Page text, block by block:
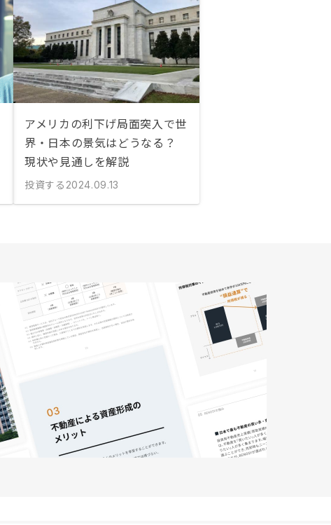
アメリカの利下げ局面突入で世
界・日本の景気はどうなる？
現状や見通しを解説
投資する 2024.09.13